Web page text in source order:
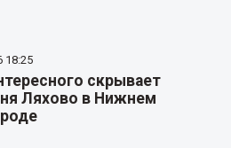
18:25
скрывает
Ляхово в Нижнем